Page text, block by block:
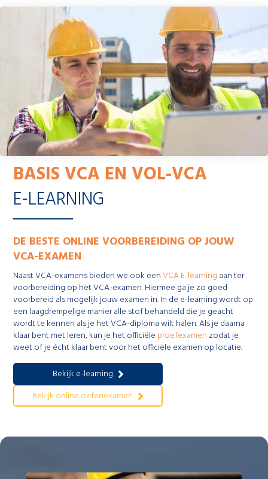
BASIS VCA EN VOL-VCA
E-LEARNING
DE BESTE ONLINE VOORBEREIDING OP JOUW
VCA-EXAMEN
Naast VCA-examens bieden we ook eenVCA E-learning aan ter
voorbereiding op het VCA-examen. Hiermee ga je zo goed
voorbereid als mogelijk jouw examen in. In de e-learning wordt op
een laagdrempelige manier alle stof behandeld die je geacht
wordt te kennen als je het VCA-diploma wilt halen. Als je daarna
klaar bent met leren, kun je het officiële proefexamen zodat je
weet of je écht klaar bent voor het officiële examen op locatie.
Bekijk e-learning
Bekijk online oefenexamen